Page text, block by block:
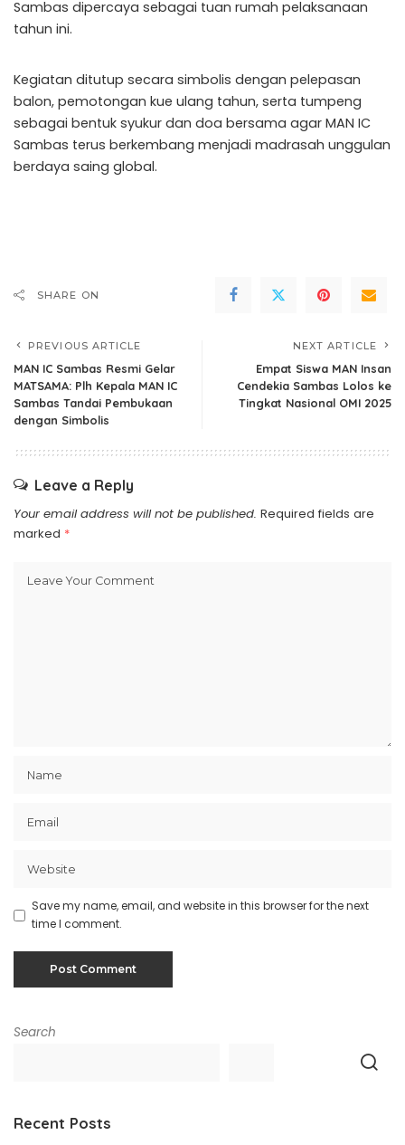
Sambas dipercaya sebagai tuan rumah pelaksanaan
tahun ini.
Kegiatan ditutup secara simbolis dengan pelepasan
balon, pemotongan kue ulang tahun, serta tumpeng
sebagai bentuk syukur dan doa bersama agar MAN IC
Sambas terus berkembang menjadi madrasah unggulan
berdaya saing global.
SHARE ON
PREVIOUS ARTICLE
MAN IC Sambas Resmi Gelar
MATSAMA: Plh Kepala MAN IC
Sambas Tandai Pembukaan
dengan Simbolis
NEXT ARTICLE
Empat Siswa MAN Insan
Cendekia Sambas Lolos ke
Tingkat Nasional OMI 2025
Leave a Reply
Your email address will not be published. Required fields are
marked *
Save my name, email, and website in this browser for the next
time I comment.
Search
Recent Posts